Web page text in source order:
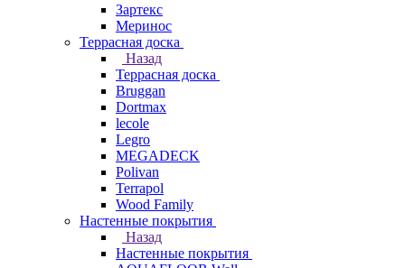
Зартекс
Меринос
Террасная доска
Назад
Террасная доска
Bruggan
Dortmax
lecole
Legro
MEGADECK
Polivan
Terrapol
Wood Family
Настенные покрытия
Назад
Настенные покрытия